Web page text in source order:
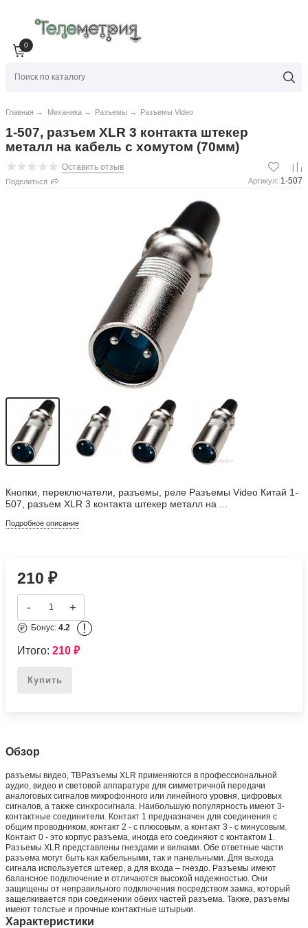
0
Главная → Механика → Разъемы → Разъемы Video
1-507, разъем XLR 3 контакта штекер
металл на кабель с хомутом (70мм)
Оставить отзыв
Поделиться Артикул: 1-507
Кнопки, переключатели, разъемы, реле Разъемы Video Китай 1-
507, разъем XLR 3 контакта штекер металл на ...
Подробное описание
210₽
- +
Бонус:4.2 !
Итого:210₽
Купить
Обзор
разъемы видео, ТВРазъемы XLR применяются в профессиональной
аудио, видео и световой аппаратуре для симметричной передачи
аналоговых сигналов микрофонного или линейного уровня, цифровых
сигналов, а также синхросигнала. Наибольшую популярность имеют 3-
контактные соединители. Контакт 1 предназначен для соединения с
общим проводником, контакт 2 - с плюсовым, а контакт 3 - с минусовым.
Контакт 0 - это корпус разъема, иногда его соединяют с контактом 1.
Разъемы XLR представлены гнездами и вилками. Обе ответные части
разъема могут быть как кабельными, так и панельными. Для выхода
сигнала используется штекер, а для входа – гнездо. Разъемы имеют
балансное подключение и отличаются высокой надежностью. Они
защищены от неправильного подключения посредством замка, который
защелкивается при соединении обеих частей разъема. Также, разъемы
имеют толстые и прочные контактные штырьки.
Характеристики